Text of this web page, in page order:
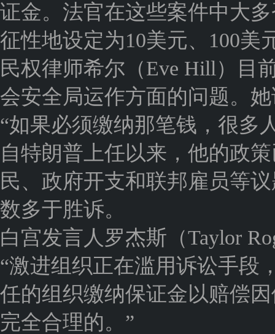
证金。法官在这些案件中大
征性地设定为10美元、100美
民权律师希尔（Eve Hill）目
会安全局运作方面的问题。
“如果必须缴纳那笔钱，很多
自特朗普上任以来，他的政
民、政府开支和联邦雇员等
数多于胜诉。
白宫发言人罗杰斯（Taylor
“激进组织正在滥用诉讼手段
任的组织缴纳保证金以赔偿
完全合理的。”